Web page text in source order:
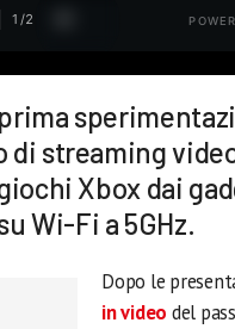
1 /2
di streaming
Xbox dai
Wi-Fi a 5GHz.
Dopo le
in video del